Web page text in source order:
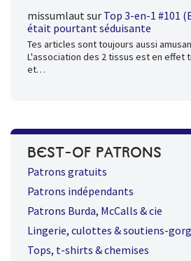
missumlautsur Top 3-en-1 #101
était pourtant séduisante
Tes articles sont toujours aussi
L'association des 2 tissus est en effet
et…
BEST-OF PATRONS
Patrons gratuits
Patrons indépendants
Patrons Burda, McCalls & cie
Lingerie, culottes & soutiens-
Tops, t-shirts & chemises